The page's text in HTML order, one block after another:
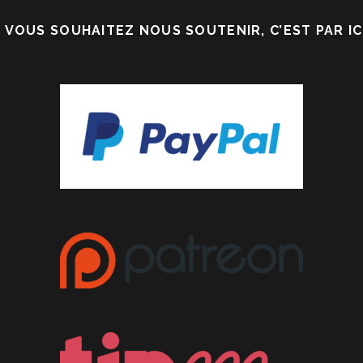
VOUS SOUHAITEZ NOUS SOUTENIR, C’EST PAR